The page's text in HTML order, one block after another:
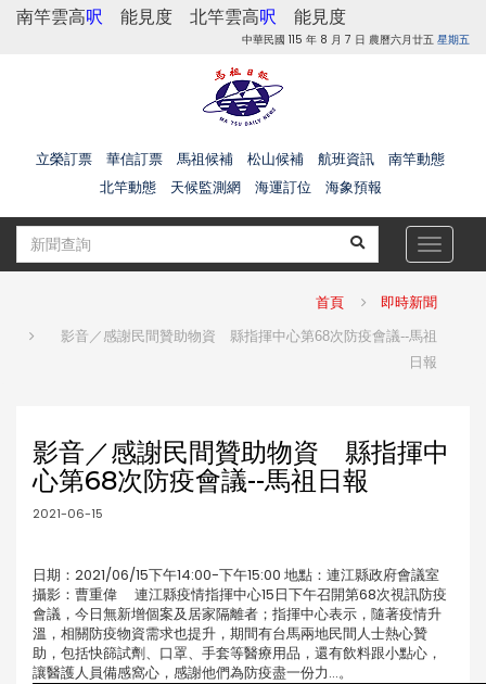
南竿雲高呎 能見度 北竿雲高呎 能見度
中華民國 115 年 8 月 7 日 農曆六月廿五 星期五
立榮訂票 華信訂票 馬祖候補 松山候補 航班資訊
南竿動態
北竿動態
天候監測網 海運訂位 海象預報
Toggle
首頁 即時新聞
影音／感謝民間贊助物資 縣指揮中心第68次防疫會議--馬祖
日報
影音／感謝民間贊助物資 縣指揮中
心第68次防疫會議--馬祖日報
2021-06-15
日期：2021/06/15下午14:00-下午15:00 地點：連江縣政府會議室
攝影：曹重偉 連江縣疫情指揮中心15日下午召開第68次視訊防疫
會議，今日無新增個案及居家隔離者；指揮中心表示，隨著疫情升
溫，相關防疫物資需求也提升，期間有台馬兩地民間人士熱心贊
助，包括快篩試劑、口罩、手套等醫療用品，還有飲料跟小點心，
讓醫護人員備感窩心，感謝他們為防疫盡一份力…。